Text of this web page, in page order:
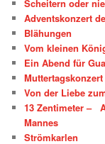
Scheitern oder
Adventskonzert
Blähungen
Vom kleinen
Ein Abend für
Von der Liebe
13 Zentimeter –
Mannes
Strömkarlen